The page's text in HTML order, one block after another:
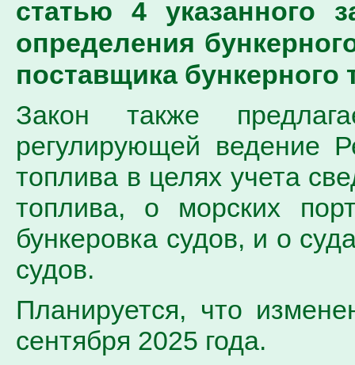
статью 4 указанного
определения
поставщика бункерного
Закон также
регулирующей ведение
топлива в целях учета
топлива, о морских
бункеровка судов, и о
судов.
Планируется, что
сентября 2025 года.